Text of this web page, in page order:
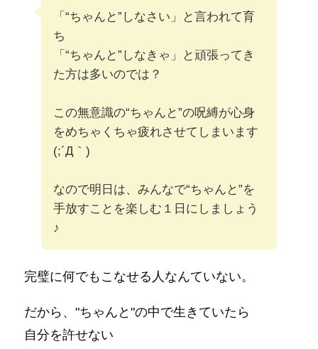
「“ちゃんと”しなさい」と言われて育
ち
「“ちゃんと”しなきゃ」と頑張ってき
た方は多いのでは？
この無意識の“ちゃんと”の呪縛が心身
をめちゃくちゃ疲れさせてしまいます
(;´Д｀)
なので明日は、みんなで“ちゃんと”を
手放すことを楽しむ１日にしましょう
♪
完璧に何でもこなせる人なんていない。
だから、"ちゃんと"の中で生きていたら
自分を許せない